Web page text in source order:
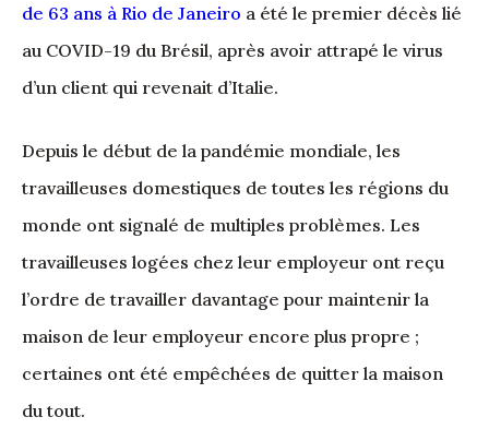
de 63 ans à Rio de Janeiro a été le premier décès lié
au COVID-19 du Brésil, après avoir attrapé le virus
d’un client qui revenait d’Italie.
Depuis le début de la pandémie mondiale, les
travailleuses domestiques de toutes les régions du
monde ont signalé de multiples problèmes. Les
travailleuses logées chez leur employeur ont reçu
l’ordre de travailler davantage pour maintenir la
maison de leur employeur encore plus propre ;
certaines ont été empêchées de quitter la maison
du tout.